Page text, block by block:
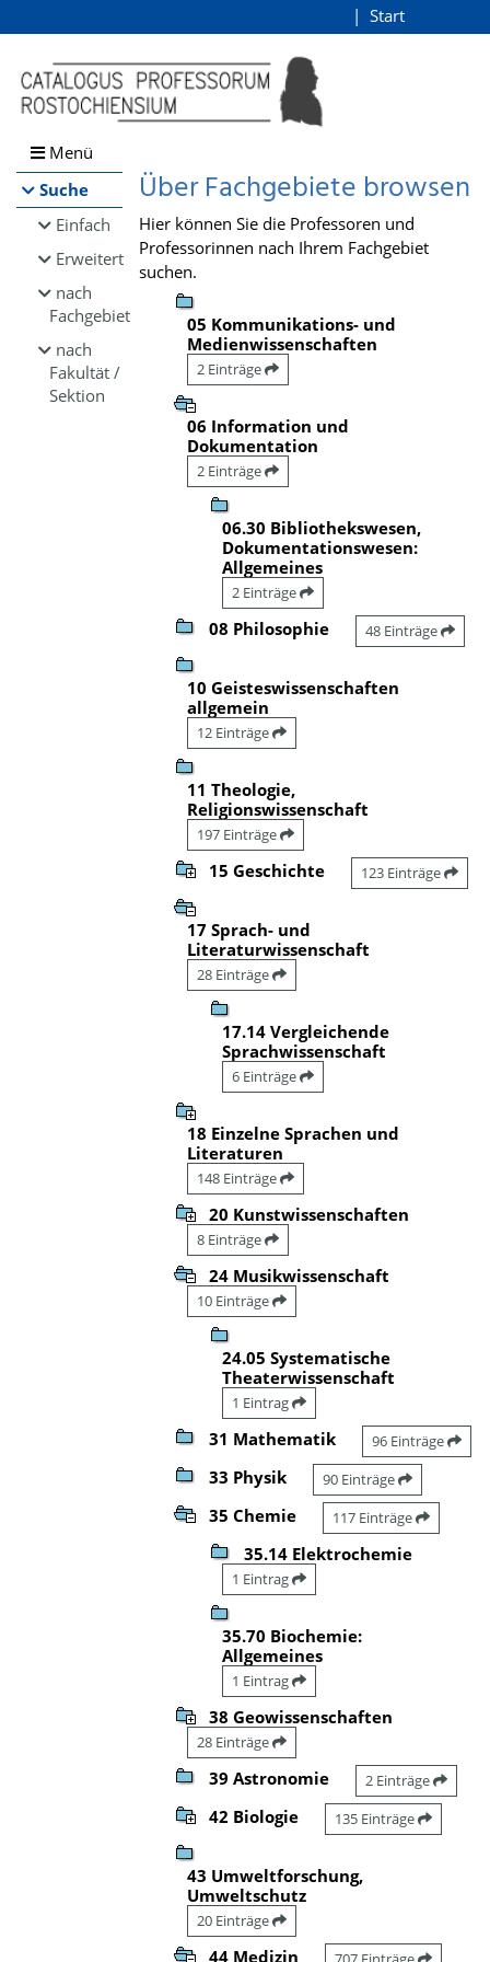
Browsen
direkt zum Inhalt
Start
Menü
Suche
Einfach
Erweitert
nach
Fachgebiet
nach
Fakultät /
Sektion
Über Fachgebiete browsen
Hier können Sie die Professoren und
Professorinnen nach Ihrem Fachgebiet
suchen.
05 Kommunikations- und
Medienwissenschaften
2 Einträge
06 Information und
Dokumentation
2 Einträge
06.30 Bibliothekswesen,
Dokumentationswesen:
Allgemeines
2 Einträge
08 Philosophie 48 Einträge
10 Geisteswissenschaften
allgemein
12 Einträge
11 Theologie,
Religionswissenschaft
197 Einträge
15 Geschichte 123 Einträge
17 Sprach- und
Literaturwissenschaft
28 Einträge
17.14 Vergleichende
Sprachwissenschaft
6 Einträge
18 Einzelne Sprachen und
Literaturen
148 Einträge
20 Kunstwissenschaften
8 Einträge
24 Musikwissenschaft
10 Einträge
24.05 Systematische
Theaterwissenschaft
1 Eintrag
31 Mathematik 96 Einträge
33 Physik 90 Einträge
35 Chemie 117 Einträge
35.14 Elektrochemie
1 Eintrag
35.70 Biochemie:
Allgemeines
1 Eintrag
38 Geowissenschaften
28 Einträge
39 Astronomie 2 Einträge
42 Biologie 135 Einträge
43 Umweltforschung,
Umweltschutz
20 Einträge
44 Medizin